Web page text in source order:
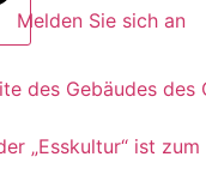
Melden Sie sich an
„Esskultur“ ist zum